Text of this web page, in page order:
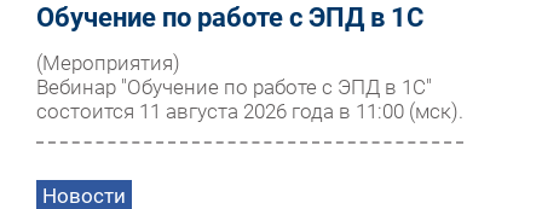
Обучение по работе с ЭПД в 1С
(Мероприятия)
Вебинар "Обучение по работе с ЭПД в 1С"
состоится 11 августа 2026 года в 11:00 (мск).
Новости